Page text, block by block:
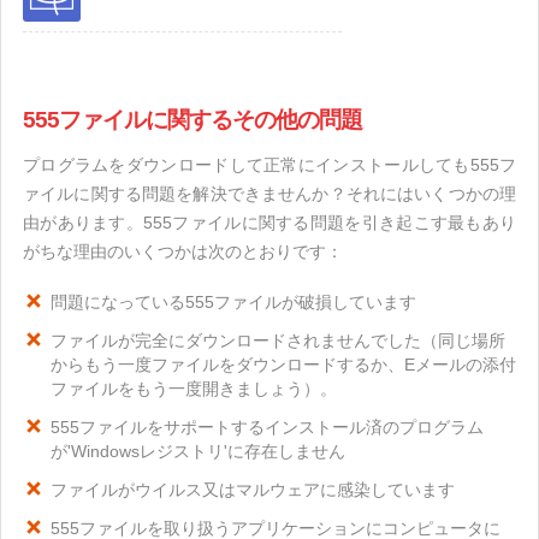
555ファイルに関するその他の問題
プログラムをダウンロードして正常にインストールしても555フ
ァイルに関する問題を解決できませんか？それにはいくつかの理
由があります。555ファイルに関する問題を引き起こす最もあり
がちな理由のいくつかは次のとおりです：
問題になっている555ファイルが破損しています
ファイルが完全にダウンロードされませんでした（同じ場所
からもう一度ファイルをダウンロードするか、Eメールの添付
ファイルをもう一度開きましょう）。
555ファイルをサポートするインストール済のプログラム
が'Windowsレジストリ'に存在しません
ファイルがウイルス又はマルウェアに感染しています
555ファイルを取り扱うアプリケーションにコンピュータに